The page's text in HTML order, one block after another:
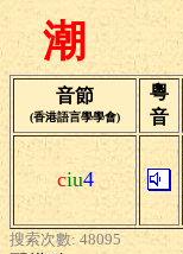
潮
音節
(香港語言學學會)
粵
音
ciu4
搜索次數: 48095